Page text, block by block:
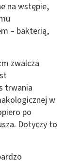
na wstępie,
– bakterią,
zwalcza
trwania
w
po
Dotyczy to